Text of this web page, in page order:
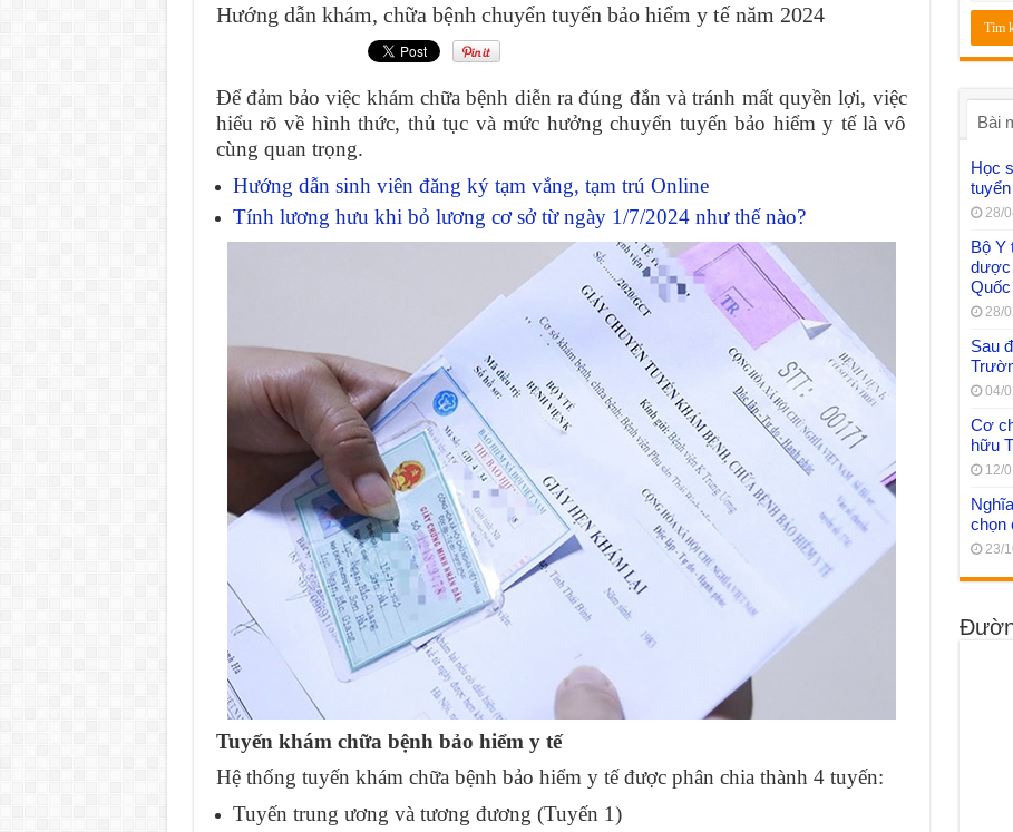
Hướng dẫn khám, chữa bệnh chuyển tuyến bảo hiểm y tế năm 2024
Để đảm bảo việc khám chữa bệnh diễn ra đúng đắn và tránh mất quyền lợi, việc
hiểu rõ về hình thức, thủ tục và mức hưởng chuyển tuyến bảo hiểm y tế là vô
cùng quan trọng.
Hướng dẫn sinh viên đăng ký tạm vắng, tạm trú Online
Tính lương hưu khi bỏ lương cơ sở từ ngày 1/7/2024 như thế nào?
Tuyến khám chữa bệnh bảo hiểm y tế
Hệ thống tuyến khám chữa bệnh bảo hiểm y tế được phân chia thành 4 tuyến:
Tuyến trung ương và tương đương (Tuyến 1)
Bài
Học
28/
Bộ Y
dược
28/
Sau
04/
Cơ
hữu
12/
chọn
23/